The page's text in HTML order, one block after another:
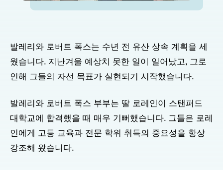
발레리와 로버트 폭스는 수년 전 유산 상속 계획을 세
웠습니다. 지난겨울 예상치 못한 일이 일어났고, 그로
인해 그들의 자선 목표가 실현되기 시작했습니다.
발레리와 로버트 폭스 부부는 딸 로레인이 스탠퍼드
대학교에 합격했을 때 매우 기뻐했습니다. 그들은 로레
인에게 고등 교육과 전문 학위 취득의 중요성을 항상
강조해 왔습니다.